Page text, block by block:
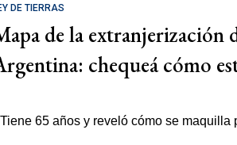
DE TIERRAS
de la extranjerización
chequeá cómo